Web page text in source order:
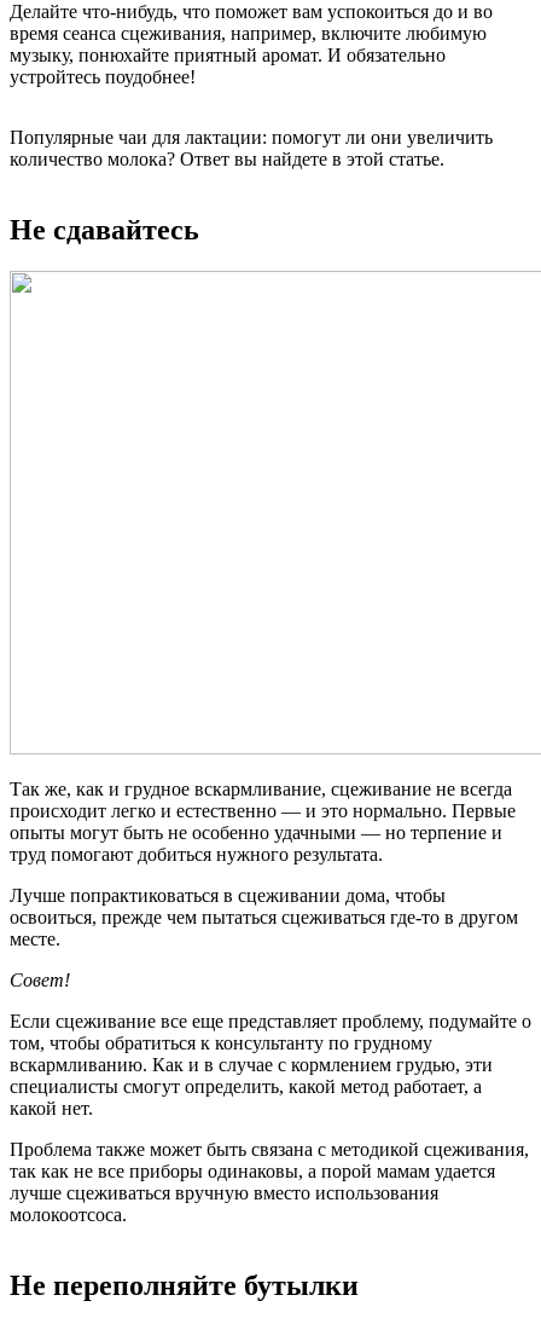
Делайте что-нибудь, что поможет вам успокоиться до и во
время сеанса сцеживания, например, включите любимую
музыку, понюхайте приятный аромат. И обязательно
устройтесь поудобнее!
Популярные чаи для лактации: помогут ли они увеличить
количество молока? Ответ вы найдете в этой статье.
Не сдавайтесь
Так же, как и грудное вскармливание, сцеживание не всегда
происходит легко и естественно — и это нормально. Первые
опыты могут быть не особенно удачными — но терпение и
труд помогают добиться нужного результата.
Лучше попрактиковаться в сцеживании дома, чтобы
освоиться, прежде чем пытаться сцеживаться где-то в другом
месте.
Совет!
Если сцеживание все еще представляет проблему, подумайте о
том, чтобы обратиться к консультанту по грудному
вскармливанию. Как и в случае с кормлением грудью, эти
специалисты смогут определить, какой метод работает, а
какой нет.
Проблема также может быть связана с методикой сцеживания,
так как не все приборы одинаковы, а порой мамам удается
лучше сцеживаться вручную вместо использования
молокоотсоса.
Не переполняйте бутылки